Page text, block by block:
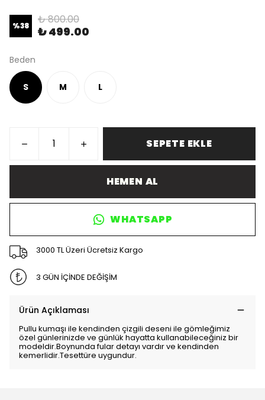
%38 ₺ 800.00
₺ 499.00
Beden
S M L
SEPETE EKLE
HEMEN AL
WHATSAPP
3000 TL Üzeri Ücretsiz Kargo
3 GÜN İÇİNDE DEĞİŞİM
Ürün Açıklaması
Pullu kumaşı ile kendinden çizgili deseni ile gömleğimiz
özel günlerinizde ve günlük hayatta kullanabileceğiniz bir
modeldir.Boynunda fular detayı vardır ve kendinden
kemerlidir.Tesettüre uygundur.